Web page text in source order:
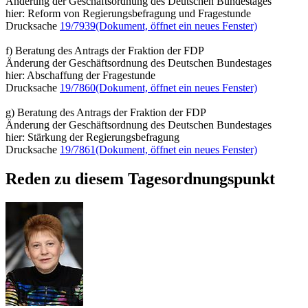
hier: Reform von Regierungsbefragung und Fragestunde
Drucksache 19/7939(Dokument, öffnet ein neues Fenster)
f) Beratung des Antrags der Fraktion der FDP
Änderung der Geschäftsordnung des Deutschen Bundestages
hier: Abschaffung der Fragestunde
Drucksache 19/7860(Dokument, öffnet ein neues Fenster)
g) Beratung des Antrags der Fraktion der FDP
Änderung der Geschäftsordnung des Deutschen Bundestages
hier: Stärkung der Regierungsbefragung
Drucksache 19/7861(Dokument, öffnet ein neues Fenster)
Reden zu diesem Tagesordnungspunkt